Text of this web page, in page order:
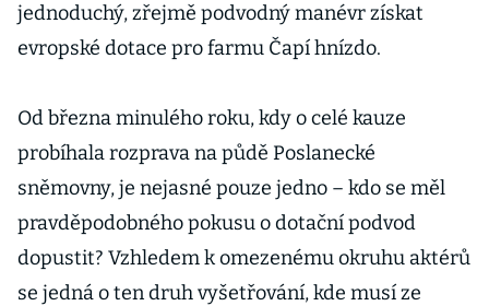
jednoduchý, zřejmě podvodný manévr získat
evropské dotace pro farmu Čapí hnízdo.
Od března minulého roku, kdy o celé kauze
probíhala rozprava na půdě Poslanecké
sněmovny, je nejasné pouze jedno – kdo se měl
pravděpodobného pokusu o dotační podvod
dopustit? Vzhledem k omezenému okruhu aktérů
se jedná o ten druh vyšetřování, kde musí ze